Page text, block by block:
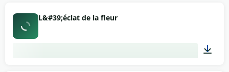
L&#39;éclat de la fleur